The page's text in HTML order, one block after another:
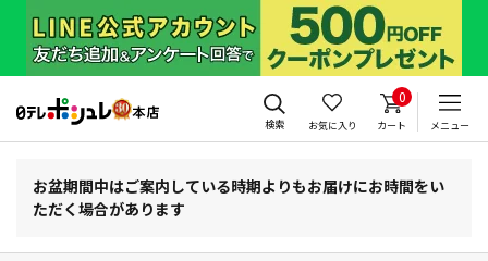
検索 お気に入り
0
カート メニュー
お盆期間中はご案内している時期よりもお届けにお時間をい
ただく場合があります